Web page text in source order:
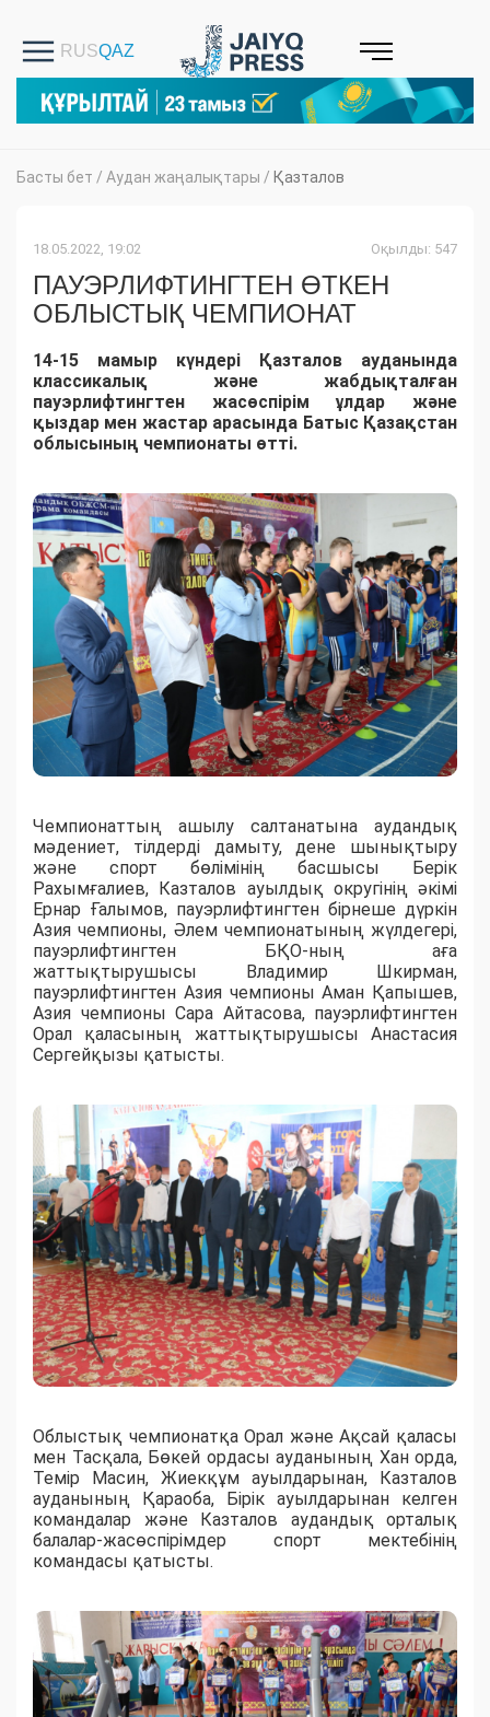
Басты бет / Аудан жаңалықтары / Қазталов
18.05.2022, 19:02 Оқылды: 547
ПАУЭРЛИФТИНГТЕН ӨТКЕН
ОБЛЫСТЫҚ ЧЕМПИОНАТ
14-15 мамыр күндері Қазталов ауданында
классикалық және жабдықталған
пауэрлифтингтен жасөспірім ұлдар және
қыздар мен жастар арасында Батыс Қазақстан
облысының чемпионаты өтті.
Чемпионаттың ашылу салтанатына аудандық
мәдениет, тілдерді дамыту, дене шынықтыру
және спорт бөлімінің басшысы Берік
Рахымғалиев, Казталов ауылдық округінің әкімі
Ернар Ғалымов, пауэрлифтингтен бірнеше дүркін
Азия чемпионы, Әлем чемпионатының жүлдегері,
пауэрлифтингтен БҚО-ның аға
жаттықтырушысы Владимир Шкирман,
пауэрлифтингтен Азия чемпионы Аман Қапышев,
Азия чемпионы Сара Айтасова, пауэрлифтингтен
Орал қаласының жаттықтырушысы Анастасия
Сергейқызы қатысты.
Облыстық чемпионатқа Орал және Ақсай қаласы
мен Тасқала, Бөкей ордасы ауданының Хан орда,
Темір Масин, Жиекқұм ауылдарынан, Казталов
ауданының Қараоба, Бірік ауылдарынан келген
командалар және Казталов аудандық орталық
балалар-жасөспірімдер спорт мектебінің
командасы қатысты.